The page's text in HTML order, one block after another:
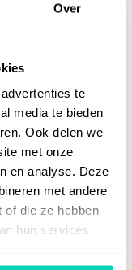
Over
te
media te bieden
Ook delen we
met onze
en analyse. Deze
met andere
of die ze hebben
hun services.
met 65%
mensen